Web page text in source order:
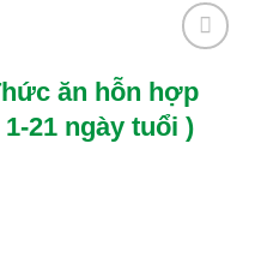
wishlist
ăn hỗn hợp
21 ngày tuổi )